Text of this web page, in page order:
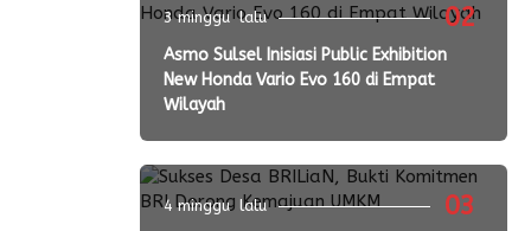
02
3 minggu lalu
Asmo Sulsel Inisiasi Public Exhibition
New Honda Vario Evo 160 di Empat
Wilayah
03
4 minggu lalu